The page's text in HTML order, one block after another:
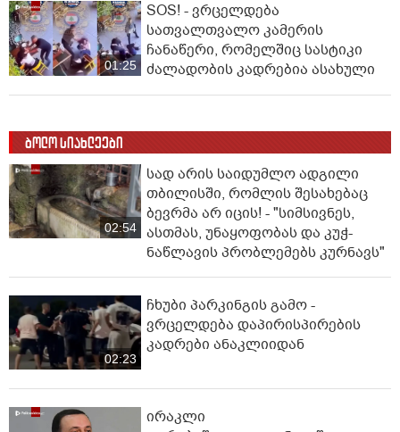
01:25
SOS! - ვრცელდება
სათვალთვალო კამერის
ჩანაწერი, რომელშიც სასტიკი
ძალადობის კადრებია ასახული
ბოლო სიახლეები
02:54
სად არის საიდუმლო ადგილი
თბილისში, რომლის შესახებაც
ბევრმა არ იცის! - "სიმსივნეს,
ასთმას, უნაყოფობას და კუჭ-
ნაწლავის პრობლემებს კურნავს"
02:23
ჩხუბი პარკინგის გამო -
ვრცელდება დაპირისპირების
კადრები ანაკლიიდან
ირაკლი